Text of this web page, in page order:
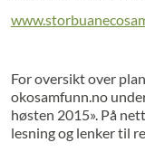
For oversikt over
okosamfunn.no
høsten 2015». På
lesning og lenker til